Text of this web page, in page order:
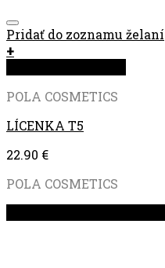
Pridať do zoznamu želaní
+
POLA COSMETICS
LÍCENKA T5
22.90 €
POLA COSMETICS